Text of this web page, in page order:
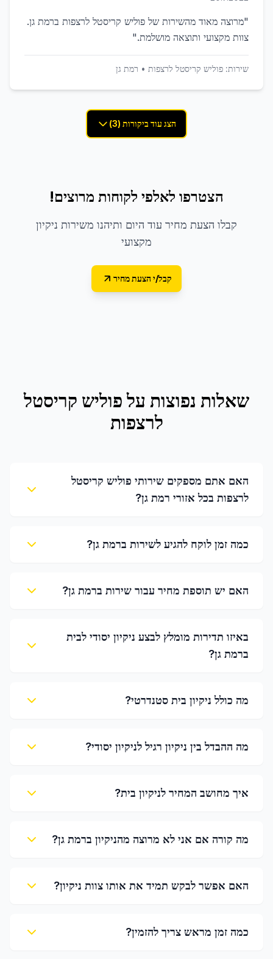
"מרוצה מאוד מהשירות של פוליש קריסטל לרצפות ברמת גן.
צוות מקצועי ותוצאה מושלמת."
שירות: פוליש קריסטל לרצפות • רמת גן
הצג עוד ביקורות (3)
הצטרפו לאלפי לקוחות מרוצים!
קבלו הצעת מחיר עוד היום ותיהנו משירות ניקיון
מקצועי
קבל/י הצעת מחיר
שאלות נפוצות עלפוליש קריסטל
לרצפות
האם אתם מספקים שירותי פוליש קריסטל
לרצפות בכל אזורי רמת גן?
כמה זמן לוקח להגיע לשירות ברמת גן?
האם יש תוספת מחיר עבור שירות ברמת גן?
באיזו תדירות מומלץ לבצע ניקיון יסודי לבית
ברמת גן?
מה כולל ניקיון בית סטנדרטי?
מה ההבדל בין ניקיון רגיל לניקיון יסודי?
איך מחושב המחיר לניקיון בית?
מה קורה אם אני לא מרוצה מהניקיון ברמת גן?
האם אפשר לבקש תמיד את אותו צוות ניקיון?
כמה זמן מראש צריך להזמין?